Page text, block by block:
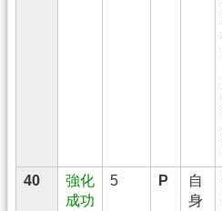
40
強化
成功
5 P
自
身